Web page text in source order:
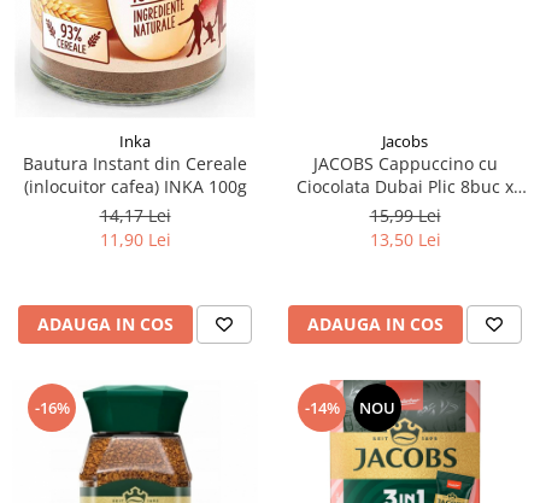
Inka
Bautura Instant din Cereale
(inlocuitor cafea) INKA 100g
14,17 Lei
11,90 Lei
ADAUGA IN COS
Jacobs
JACOBS Cappuccino cu
Ciocolata Dubai Plic 8buc x
15g
15,99 Lei
13,50 Lei
ADAUGA IN COS
-16% -14% NOU